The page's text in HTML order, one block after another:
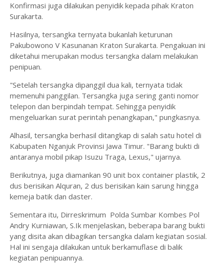
Konfirmasi juga dilakukan penyidik kepada pihak Kraton
Surakarta.
Hasilnya, tersangka ternyata bukanlah keturunan
Pakubowono V Kasunanan Kraton Surakarta. Pengakuan ini
diketahui merupakan modus tersangka dalam melakukan
penipuan.
"Setelah tersangka dipanggil dua kali, ternyata tidak
memenuhi panggilan. Tersangka juga sering ganti nomor
telepon dan berpindah tempat. Sehingga penyidik
mengeluarkan surat perintah penangkapan," pungkasnya.
Alhasil, tersangka berhasil ditangkap di salah satu hotel di
Kabupaten Nganjuk Provinsi Jawa Timur. "Barang bukti di
antaranya mobil pikap Isuzu Traga, Lexus," ujarnya.
Berikutnya, juga diamankan 90 unit box container plastik, 2
dus berisikan Alquran, 2 dus berisikan kain sarung hingga
kemeja batik dan daster.
Sementara itu, Dirreskrimum Polda Sumbar Kombes Pol
Andry Kurniawan, S.Ik menjelaskan, beberapa barang bukti
yang disita akan dibagikan tersangka dalam kegiatan sosial.
Hal ini sengaja dilakukan untuk berkamuflase di balik
kegiatan penipuannya.